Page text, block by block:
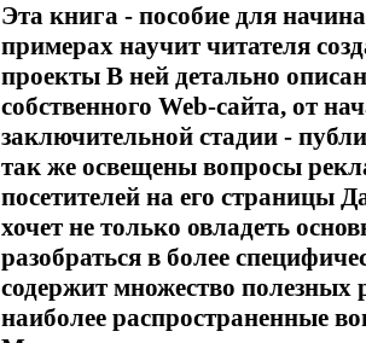
Эта книга - пособие для
примерах научит читателя
проекты В ней детально
собственного Web-сайта, от
заключительной стадии -
так же освещены вопросы
посетителей на его страницы
хочет не только овладеть
разобраться в более
содержит множество полезных
наиболее распространенные